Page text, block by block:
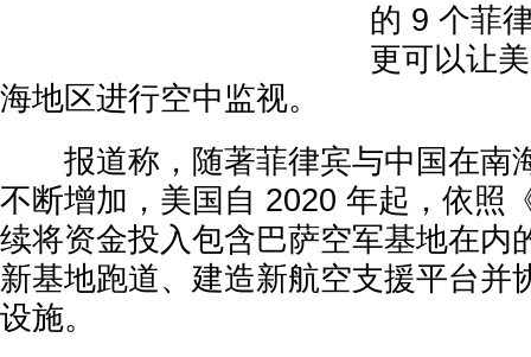
的 9 个菲
更可以让
海地区进行空中监视。
报道称，随著菲律宾与中国在南
不断增加，美国自 2020 年起，依照
续将资金投入包含巴萨空军基地在内
新基地跑道、建造新航空支援平台并
设施。